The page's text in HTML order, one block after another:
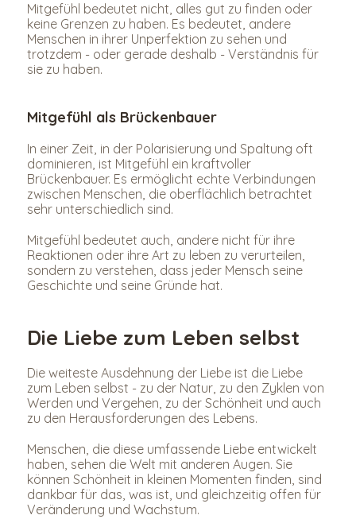
Mitgefühl bedeutet nicht, alles gut zu finden oder
keine Grenzen zu haben. Es bedeutet, andere
Menschen in ihrer Unperfektion zu sehen und
trotzdem - oder gerade deshalb - Verständnis für
sie zu haben.
Mitgefühl als Brückenbauer
In einer Zeit, in der Polarisierung und Spaltung oft
dominieren, ist Mitgefühl ein kraftvoller
Brückenbauer. Es ermöglicht echte Verbindungen
zwischen Menschen, die oberflächlich betrachtet
sehr unterschiedlich sind.
Mitgefühl bedeutet auch, andere nicht für ihre
Reaktionen oder ihre Art zu leben zu verurteilen,
sondern zu verstehen, dass jeder Mensch seine
Geschichte und seine Gründe hat.
Die Liebe zum Leben selbst
Die weiteste Ausdehnung der Liebe ist die Liebe
zum Leben selbst - zu der Natur, zu den Zyklen von
Werden und Vergehen, zu der Schönheit und auch
zu den Herausforderungen des Lebens.
Menschen, die diese umfassende Liebe entwickelt
haben, sehen die Welt mit anderen Augen. Sie
können Schönheit in kleinen Momenten finden, sind
dankbar für das, was ist, und gleichzeitig offen für
Veränderung und Wachstum.